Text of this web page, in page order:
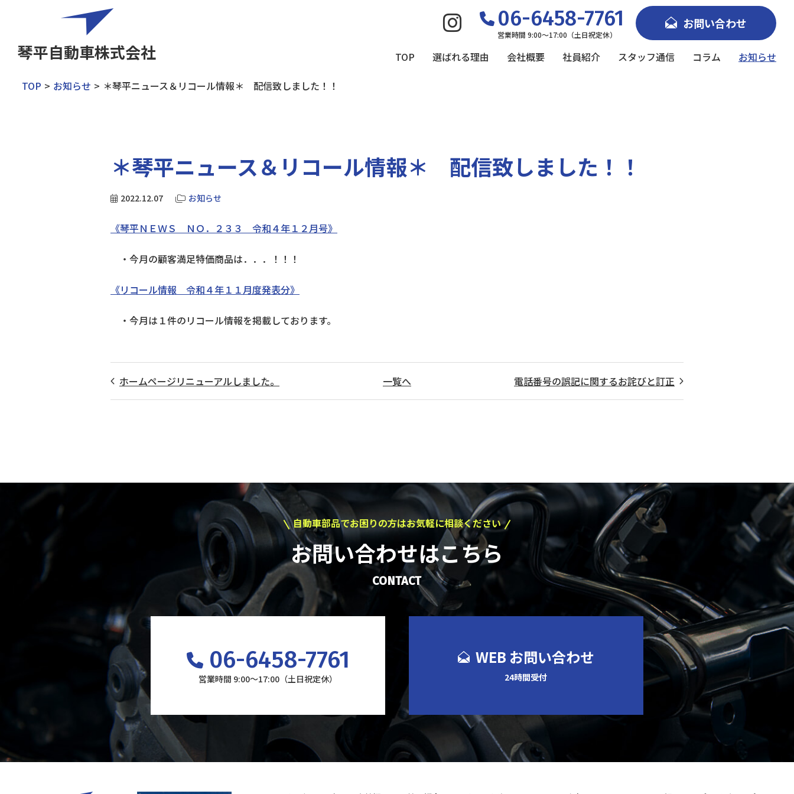
琴平自動車株式会社
06-6458-7761
営業時間 9:00～17:00（土日祝定休）
お問い合わせ
TOP 選ばれる理由 会社概要 社員紹介 スタッフ通信 コラム お知らせ
TOP お知らせ ＊琴平ニュース＆リコール情報＊ 配信致しました！！
＊琴平ニュース＆リコール情報＊ 配信致しました！！
2022.12.07 お知らせ
《琴平ＮＥＷＳ ＮＯ．２３３ 令和４年１２月号》
・今月の顧客満足特価商品は．．．！！！
《リコール情報 令和４年１１月度発表分》
・今月は１件のリコール情報を掲載しております。
ホームページリニューアルしました。 一覧へ 電話番号の誤記に関するお詫びと訂正
自動車部品でお困りの方はお気軽に相談ください
お問い合わせはこちら
CONTACT
06-6458-7761
営業時間 9:00～17:00（土日祝定休）
WEB お問い合わせ
24時間受付